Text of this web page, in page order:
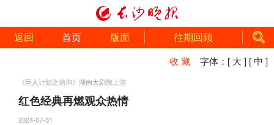
返回 首页 版面 往期回顾
收 藏 字体： [ 大 ] [ 中 ]
《巨人计划之信仰》湖南大剧院上演
红色经典再燃观众热情
2024-07-31